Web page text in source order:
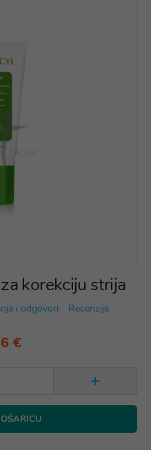
korekciju strija
i odgovori Recenzije
€